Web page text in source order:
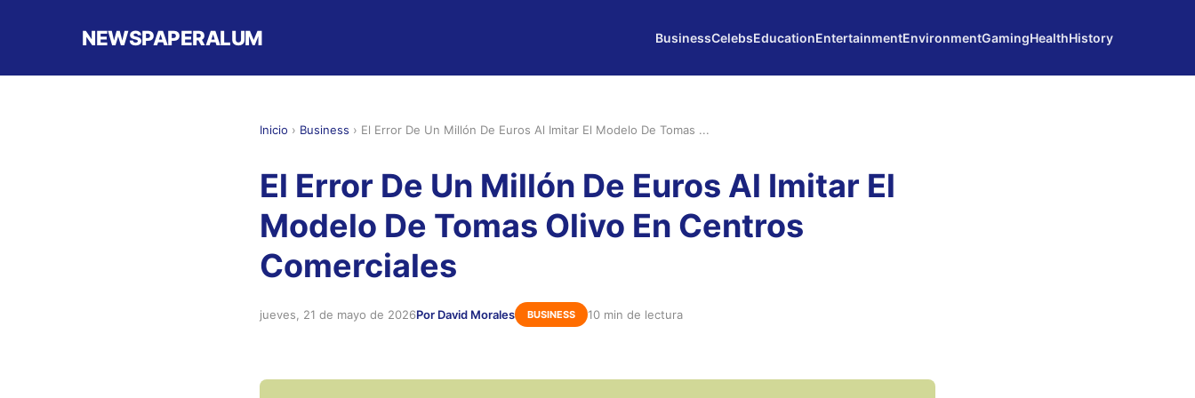
NEWSPAPERALUM BusinessCelebsEducationEntertainmentEnvironmentGamingHealthHistory
Inicio › Business › El Error De Un Millón De Euros Al Imitar El Modelo De Tomas ...
El Error De Un Millón De Euros Al Imitar El
Modelo De Tomas Olivo En Centros
Comerciales
jueves, 21 de mayo de 2026Por David Morales BUSINESS 10 min de lectura